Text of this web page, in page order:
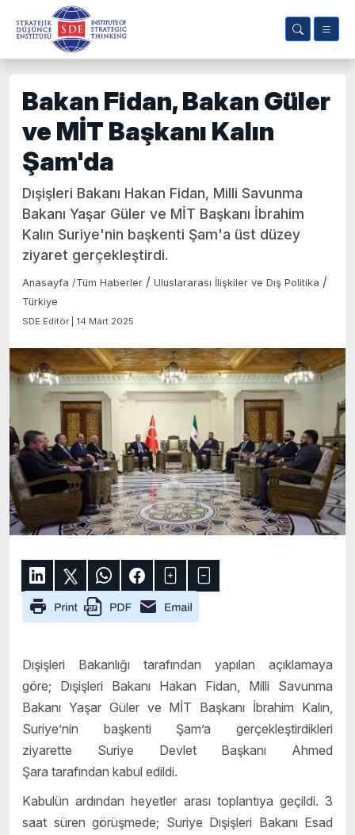
Bakan Fidan, Bakan Güler
ve MİT Başkanı Kalın
Şam'da
Dışişleri Bakanı Hakan Fidan, Milli Savunma
Bakanı Yaşar Güler ve MİT Başkanı İbrahim
Kalın Suriye'nin başkenti Şam'a üst düzey
ziyaret gerçekleştirdi.
Anasayfa /Tüm Haberler / Uluslararası İlişkiler ve Dış Politika /
Türkiye
SDE Editör | 14 Mart 2025
Dışişleri Bakanlığı tarafından yapılan açıklamaya
göre; Dışişleri Bakanı Hakan Fidan, Milli Savunma
Bakanı Yaşar Güler ve MİT Başkanı İbrahim Kalın,
Suriye’nin başkenti Şam’a gerçekleştirdikleri
ziyarette Suriye Devlet Başkanı Ahmed
Şara tarafından kabul edildi.
Kabulün ardından heyetler arası toplantıya geçildi. 3
saat süren görüşmede; Suriye Dışişleri Bakanı Esad